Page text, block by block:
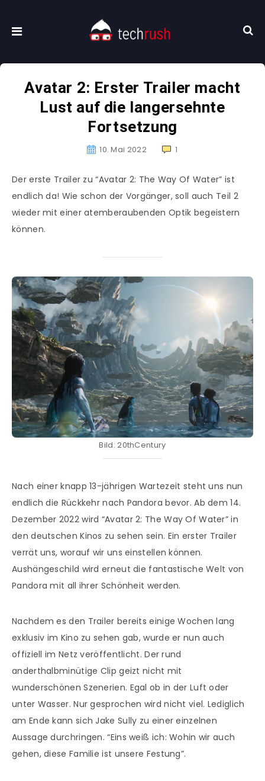
Avatar 2: Erster Trailer macht
Lust auf die langersehnte
Fortsetzung
10. Mai 2022 1
Der erste Trailer zu “Avatar 2: The Way Of Water” ist
endlich da! Wie schon der Vorgänger, soll auch Teil 2
wieder mit einer atemberaubenden Optik begeistern
können.
Bild: 20thCentury
Nach einer knapp 13-jährigen Wartezeit steht uns nun
endlich die Rückkehr nach Pandora bevor. Ab dem 14.
Dezember 2022 wird “Avatar 2: The Way Of Water” in
den deutschen Kinos zu sehen sein. Ein erster Trailer
verrät uns, worauf wir uns einstellen können.
Aushängeschild wird erneut die fantastische Welt von
Pandora mit all ihrer Schönheit werden.
Nachdem es den Trailer bereits einige Wochen lang
exklusiv im Kino zu sehen gab, wurde er nun auch
offiziell im Netz veröffentlicht. Der rund
anderthalbminütige Clip geizt nicht mit
wunderschönen Szenerien. Egal ob in der Luft oder
unter Wasser. Nur gesprochen wird nicht viel. Lediglich
am Ende kann sich Jake Sully zu einer einzelnen
Aussage durchringen. “Eins weiß ich: Wohin wir auch
gehen, diese Familie ist unsere Festung”.